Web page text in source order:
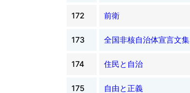
172 前衛
173 全国非核自治体宣言文集
174 住民と自治
175 自由と正義